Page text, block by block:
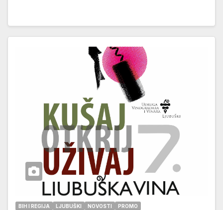
BIH I REGIJA LJUBUŠKI NOVOSTI PROMO